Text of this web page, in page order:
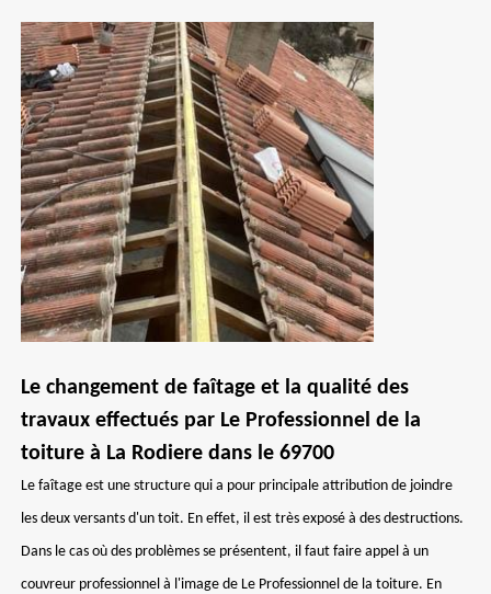
Le changement de faîtage et la qualité des
travaux effectués par Le Professionnel de la
toiture à La Rodiere dans le 69700
Le faîtage est une structure qui a pour principale attribution de joindre
les deux versants d'un toit. En effet, il est très exposé à des destructions.
Dans le cas où des problèmes se présentent, il faut faire appel à un
couvreur professionnel à l'image de Le Professionnel de la toiture. En